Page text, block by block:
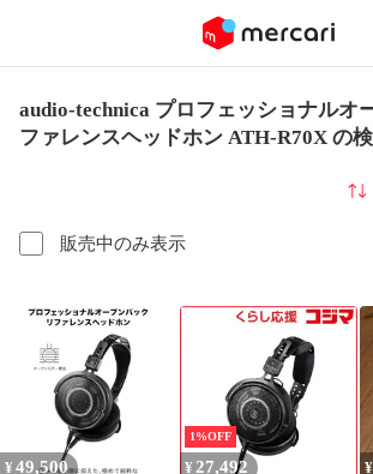
audio-technica プロフェッショナルオ
ファレンスヘッドホン ATH-R70X の
販売中のみ表示
並
¥ 49,500
1%OFF
¥ 27,492 ¥